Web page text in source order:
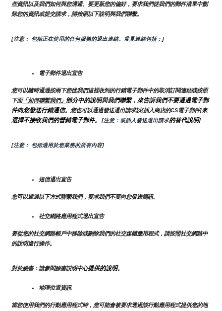
些資訊以及我們如何與您溝通。要更新您的偏好，要求我們從我們的郵件清單中刪
除您的資訊或提交請求，請按照以下說明與我們聯繫。
[注意： 包括正在使用的任何服務的退出連結。常見連結包括：]
電子郵件退出宣告
您可以隨時通過按兩下您從我們這裡收到的行銷電子郵件中的取消訂閱連結或按照
下面「如何聯繫我們」 部分中的說明與我們聯繫，來告訴我們不要通過電子郵
件向您發送行銷通信。您也可以通過發送退出請求以{插入商店的CS電子郵件]來
選擇不接收我們的營銷電子郵件。 [注意：或插入發送退出請求的替代說明]
[注意： 包括適用於您業務的所有內容]
短信退出宣告
您可以通過以下方式聯繫我們，要求我們不要向您發送簡訊。
社交網路應用程式退出宣告
要從您的社交網路帳戶中移除或刪除我們的社交媒體應用程式，請按照社交網路中
的說明進行操作。
對於臉書：請參閱臉書説明中心提供的說明。
地理位置資訊
當您使用我們的行動應用程式時，您可能會被要求透過該行動應用程式提供您的地